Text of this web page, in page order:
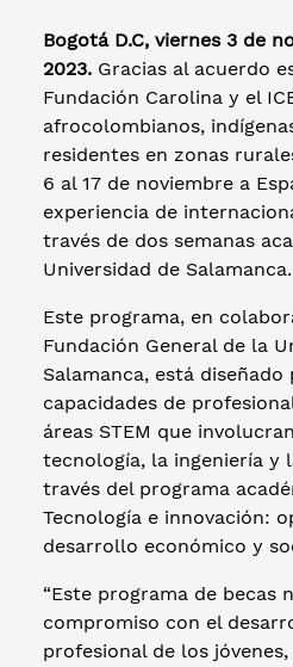
Bogotá D.C, viernes 3 de
2023. Gracias al acuerdo
Fundación Carolina y el
afrocolombianos,
residentes en zonas
6 al 17 de noviembre a
experiencia de
través de dos semanas
Universidad de Salamanca.
Este programa, en
Fundación General de la
Salamanca, está
capacidades de
áreas STEM que
tecnología, la ingeniería y
través del programa
Tecnología e innovación:
desarrollo económico y
“Este programa de becas
compromiso con el
profesional de los